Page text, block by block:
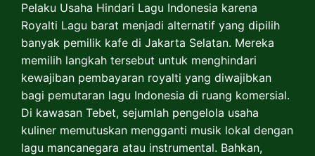
Pelaku Usaha Hindari Lagu Indonesia karena
Royalti Lagu barat menjadi alternatif yang dipilih
banyak pemilik kafe di Jakarta Selatan. Mereka
memilih langkah tersebut untuk menghindari
kewajiban pembayaran royalti yang diwajibkan
bagi pemutaran lagu Indonesia di ruang komersial.
Di kawasan Tebet, sejumlah pengelola usaha
kuliner memutuskan mengganti musik lokal dengan
lagu mancanegara atau instrumental. Bahkan,